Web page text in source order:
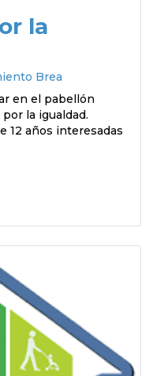
la
Brea
en el pabellón
la igualdad.
12 años interesadas